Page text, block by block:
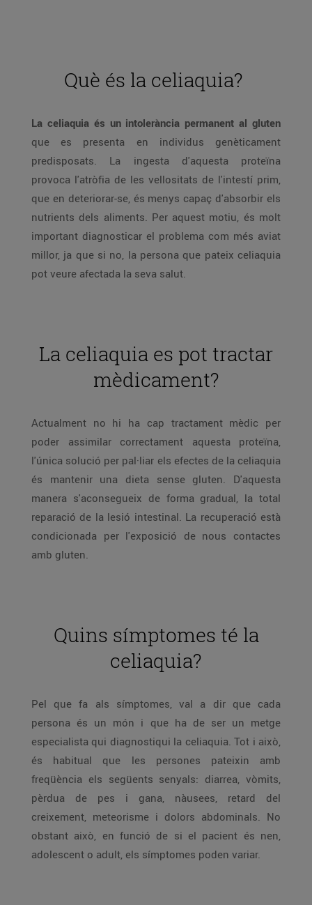
Què és la celiaquia?
La celiaquia és un intolerància permanent al gluten
que es presenta en individus genèticament
predisposats. La ingesta d'aquesta proteïna
provoca l'atròfia de les vellositats de l'intestí prim,
que en deteriorar-se, és menys capaç d'absorbir els
nutrients dels aliments. Per aquest motiu, és molt
important diagnosticar el problema com més aviat
millor, ja que si no, la persona que pateix celiaquia
pot veure afectada la seva salut.
La celiaquia es pot tractar
mèdicament?
Actualment no hi ha cap tractament mèdic per
poder assimilar correctament aquesta proteïna,
l'única solució per pal·liar els efectes de la celiaquia
és mantenir una dieta sense gluten. D'aquesta
manera s'aconsegueix de forma gradual, la total
reparació de la lesió intestinal. La recuperació està
condicionada per l'exposició de nous contactes
amb gluten.
Quins símptomes té la
celiaquia?
Pel que fa als símptomes, val a dir que cada
persona és un món i que ha de ser un metge
especialista qui diagnostiqui la celiaquia. Tot i això,
és habitual que les persones pateixin amb
freqüència els següents senyals: diarrea, vòmits,
pèrdua de pes i gana, nàusees, retard del
creixement, meteorisme i dolors abdominals. No
obstant això, en funció de si el pacient és nen,
adolescent o adult, els símptomes poden variar.